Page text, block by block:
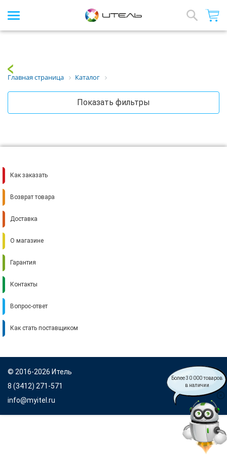
Более 30 000 товаров
в наличии
Array
Главная страница Каталог
Показать фильтры
Как заказать
Возврат товара
Доставка
О магазине
Гарантия
Контакты
Вопрос-ответ
Как стать поставщиком
© 2016-2026 Итель
8 (3412) 271-571
info@myitel.ru